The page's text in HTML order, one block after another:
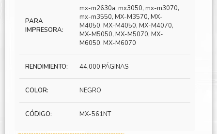
PARA
IMPRESORA:
mx-m2630a, mx3050, mx-m3070,
mx-m3550, MX-M3570, MX-
M4050, MX-M4050, MX-M4070,
MX-M5050, MX-M5070, MX-
M6050, MX-M6070
RENDIMIENTO: 44,000 PÁGINAS
COLOR: NEGRO
CÓDIGO: MX-561NT